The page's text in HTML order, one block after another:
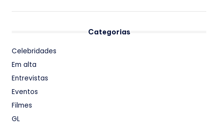
Categorias
Celebridades
Em alta
Entrevistas
Eventos
Filmes
GL